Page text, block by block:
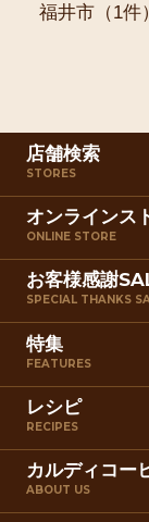
福井市（1件）
店舗検索
STORES
オンラインス
ONLINE STORE
お客様感謝
SPECIAL THANKS
特集
FEATURES
レシピ
RECIPES
カルディコー
ABOUT US